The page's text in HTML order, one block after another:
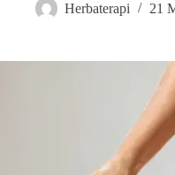
Herbaterapi 21